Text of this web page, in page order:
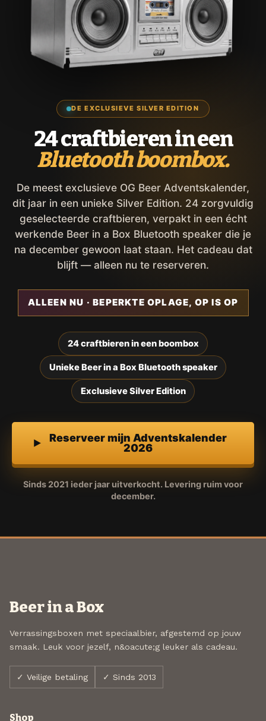
DE EXCLUSIEVE SILVER EDITION
24 craftbieren in een
Bluetooth boombox.
De meest exclusieve OG Beer Adventskalender,
dit jaar in een unieke Silver Edition. 24 zorgvuldig
geselecteerde craftbieren, verpakt in een écht
werkende Beer in a Box Bluetooth speaker die je
na december gewoon laat staan. Het cadeau dat
blijft — alleen nu te reserveren.
ALLEEN NU · BEPERKTE OPLAGE, OP IS OP
24 craftbieren in een boombox
Unieke Beer in a Box Bluetooth speaker
Exclusieve Silver Edition
Reserveer mijn Adventskalender
2026
Sinds 2021 ieder jaar uitverkocht. Levering ruim voor
december.
Beer in a Box
Verrassingsboxen met speciaalbier, afgestemd op jouw
smaak. Leuk voor jezelf, n&oacute;g leuker als cadeau.
✓ Veilige betaling ✓ Sinds 2013
Shop